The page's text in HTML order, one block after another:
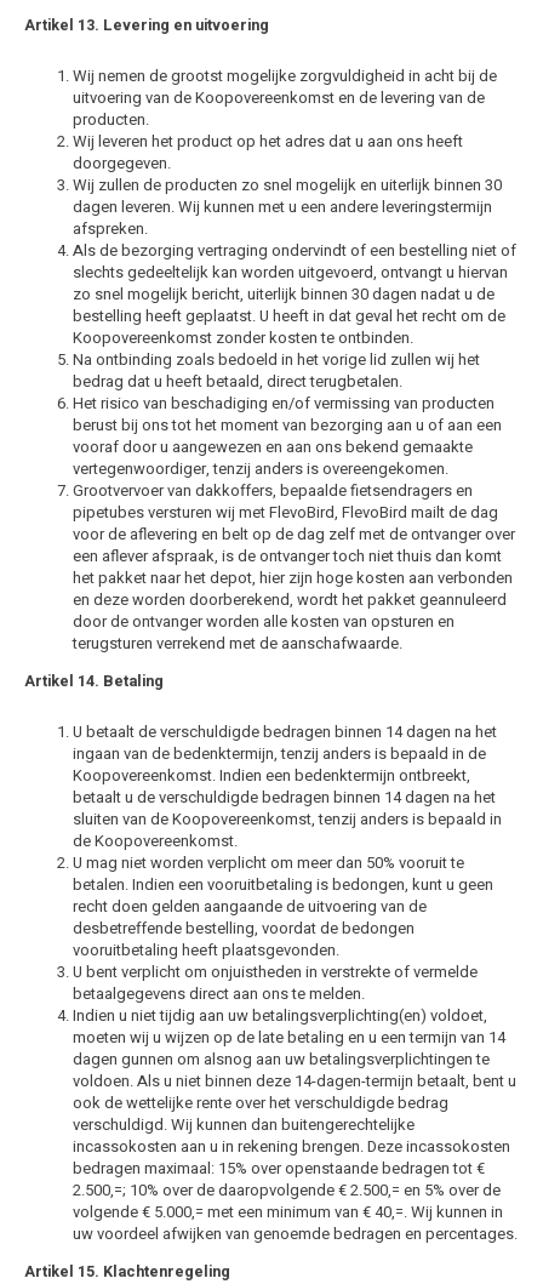
Artikel 13. Levering en uitvoering
Wij nemen de grootst mogelijke zorgvuldigheid in acht bij de
uitvoering van de Koopovereenkomst en de levering van de
producten.
Wij leveren het product op het adres dat u aan ons heeft
doorgegeven.
Wij zullen de producten zo snel mogelijk en uiterlijk binnen 30
dagen leveren. Wij kunnen met u een andere leveringstermijn
afspreken.
Als de bezorging vertraging ondervindt of een bestelling niet of
slechts gedeeltelijk kan worden uitgevoerd, ontvangt u hiervan
zo snel mogelijk bericht, uiterlijk binnen 30 dagen nadat u de
bestelling heeft geplaatst. U heeft in dat geval het recht om de
Koopovereenkomst zonder kosten te ontbinden.
Na ontbinding zoals bedoeld in het vorige lid zullen wij het
bedrag dat u heeft betaald, direct terugbetalen.
Het risico van beschadiging en/of vermissing van producten
berust bij ons tot het moment van bezorging aan u of aan een
vooraf door u aangewezen en aan ons bekend gemaakte
vertegenwoordiger, tenzij anders is overeengekomen.
Grootvervoer van dakkoffers, bepaalde fietsendragers en
pipetubes versturen wij met FlevoBird, FlevoBird mailt de dag
voor de aflevering en belt op de dag zelf met de ontvanger over
een aflever afspraak, is de ontvanger toch niet thuis dan komt
het pakket naar het depot, hier zijn hoge kosten aan verbonden
en deze worden doorberekend, wordt het pakket geannuleerd
door de ontvanger worden alle kosten van opsturen en
terugsturen verrekend met de aanschafwaarde.
Artikel 14. Betaling
U betaalt de verschuldigde bedragen binnen 14 dagen na het
ingaan van de bedenktermijn, tenzij anders is bepaald in de
Koopovereenkomst. Indien een bedenktermijn ontbreekt,
betaalt u de verschuldigde bedragen binnen 14 dagen na het
sluiten van de Koopovereenkomst, tenzij anders is bepaald in
de Koopovereenkomst.
U mag niet worden verplicht om meer dan 50% vooruit te
betalen. Indien een vooruitbetaling is bedongen, kunt u geen
recht doen gelden aangaande de uitvoering van de
desbetreffende bestelling, voordat de bedongen
vooruitbetaling heeft plaatsgevonden.
U bent verplicht om onjuistheden in verstrekte of vermelde
betaalgegevens direct aan ons te melden.
Indien u niet tijdig aan uw betalingsverplichting(en) voldoet,
moeten wij u wijzen op de late betaling en u een termijn van 14
dagen gunnen om alsnog aan uw betalingsverplichtingen te
voldoen. Als u niet binnen deze 14-dagen-termijn betaalt, bent u
ook de wettelijke rente over het verschuldigde bedrag
verschuldigd. Wij kunnen dan buitengerechtelijke
incassokosten aan u in rekening brengen. Deze incassokosten
bedragen maximaal: 15% over openstaande bedragen tot €
2.500,=; 10% over de daaropvolgende € 2.500,= en 5% over de
volgende € 5.000,= met een minimum van € 40,=. Wij kunnen in
uw voordeel afwijken van genoemde bedragen en percentages.
Artikel 15. Klachtenregeling